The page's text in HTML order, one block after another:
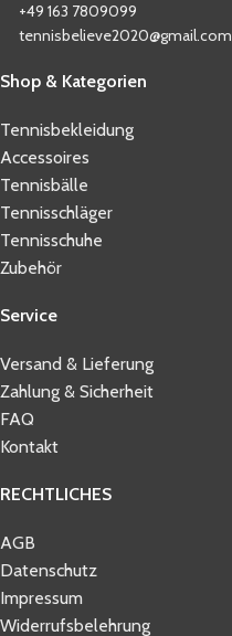
+49 163 7809099
tennisbelieve2020@gmail.com
Shop & Kategorien
Tennisbekleidung
Accessoires
Tennisbälle
Tennisschläger
Tennisschuhe
Zubehör
Service
Versand & Lieferung
Zahlung & Sicherheit
FAQ
Kontakt
RECHTLICHES
AGB
Datenschutz
Impressum
Widerrufsbelehrung